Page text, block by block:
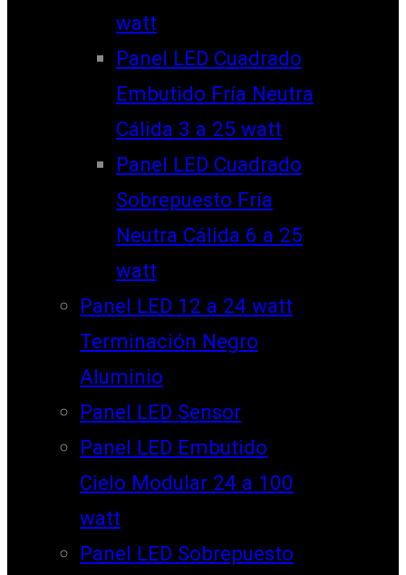
watt
Panel LED Cuadrado
Embutido Fría Neutra
Cálida 3 a 25 watt
Panel LED Cuadrado
Sobrepuesto Fría
Neutra Cálida 6 a 25
watt
Panel LED 12 a 24 watt
Terminación Negro
Aluminio
Panel LED Sensor
Panel LED Embutido
Cielo Modular 24 a 100
watt
Panel LED Sobrepuesto